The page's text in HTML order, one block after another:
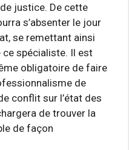
justice. De cette
s’absenter le jour
se remettant ainsi
spécialiste. Il est
obligatoire de faire
de
conflit sur l’état des
de trouver la
de façon